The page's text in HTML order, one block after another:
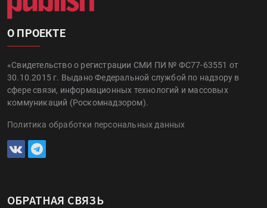
О ПРОЕКТЕ
«Свидетельство о регистрации СМИ ПИ № ФС77-63551 от
30.10.2015 г. Выдано Федеральной службой по надзору в
сфере связи, информационных технологий и массовых
коммуникаций (Роскомнадзором).
Политика обработки персональных данных
ОБРАТНАЯ СВЯЗЬ